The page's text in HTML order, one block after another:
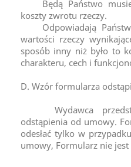
Będą Państwo
koszty zwrotu rzeczy.
Odpowiadają
wartości rzeczy
sposób inny niż było to
charakteru, cech i
D. Wzór formularza
Wydawca
odstąpienia od umowy.
odesłać tylko w
umowy, Formularz nie